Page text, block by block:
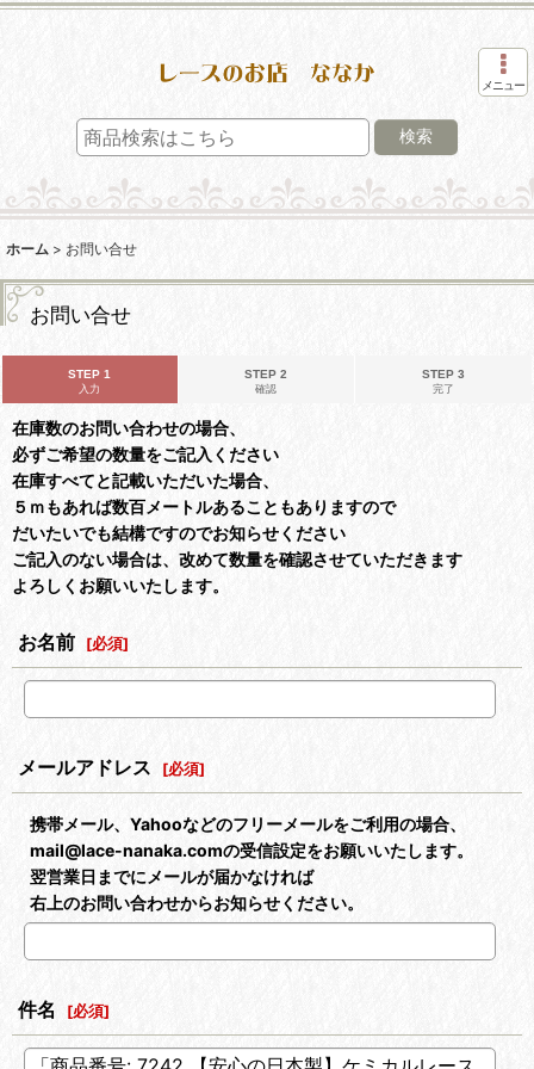
メニュー
検索
ホーム > お問い合せ
お問い合せ
STEP 1
入力
STEP 2
確認
STEP 3
完了
在庫数のお問い合わせの場合、
必ずご希望の数量をご記入ください
在庫すべてと記載いただいた場合、
５ｍもあれば数百メートルあることもありますので
だいたいでも結構ですのでお知らせください
ご記入のない場合は、改めて数量を確認させていただきます
よろしくお願いいたします。
お名前 [必須]
メールアドレス [必須]
携帯メール、Yahooなどのフリーメールをご利用の場合、
mail@lace-nanaka.comの受信設定をお願いいたします。
翌営業日までにメールが届かなければ
右上のお問い合わせからお知らせください。
件名 [必須]